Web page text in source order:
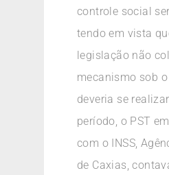
controle social
tendo em vista
legislação não
mecanismo sob
deveria se
período, o PST
com o INSS,
de Caxias,